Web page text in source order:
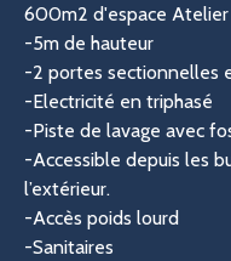
600m2 d'espace Atelier
-5m de hauteur
-2 portes sectionnelles
-Electricité en triphasé
-Piste de lavage avec
-Accessible depuis les
l’extérieur.
-Accès poids lourd
-Sanitaires